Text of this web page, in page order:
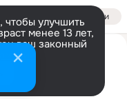
Войти
улучшить
менее 13 лет,
ваш законный
год)